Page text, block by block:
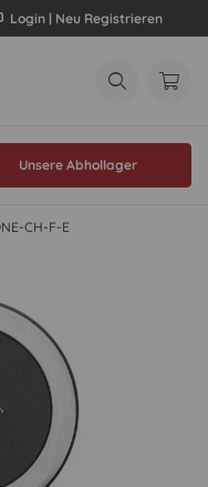
Login | Neu Registrieren
Unsere Abhollager
CH-F-E